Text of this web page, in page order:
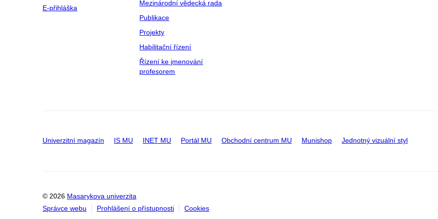
E-přihláška
Mezinárodní vědecká rada
Publikace
Projekty
Habilitační řízení
Řízení ke jmenování
profesorem
Univerzitní magazín IS MU INET MU Portál MU Obchodní centrum MU Munishop Jednotný vizuální styl
© 2026 Masarykova univerzita
Správce webu
Prohlášení o přístupnosti Cookies